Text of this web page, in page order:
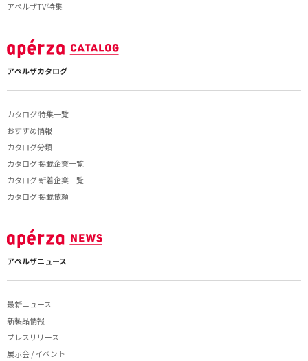
アペルザTV 特集
アペルザカタログ
カタログ 特集一覧
おすすめ情報
カタログ分類
カタログ 掲載企業一覧
カタログ 新着企業一覧
カタログ 掲載依頼
アペルザニュース
最新ニュース
新製品情報
プレスリリース
展示会 / イベント